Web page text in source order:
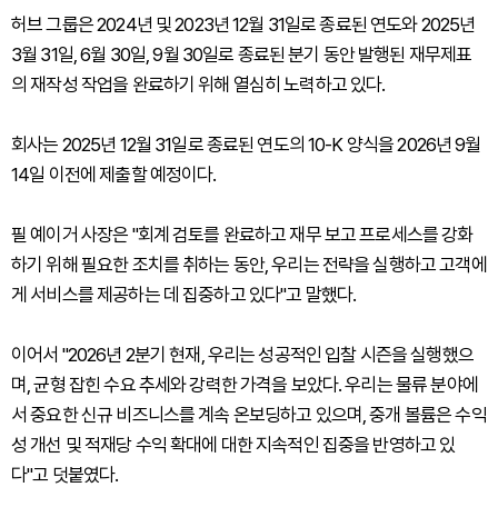
허브 그룹은 2024년 및 2023년 12월 31일로 종료된 연도와 2025년
3월 31일, 6월 30일, 9월 30일로 종료된 분기 동안 발행된 재무제표
의 재작성 작업을 완료하기 위해 열심히 노력하고 있다.
회사는 2025년 12월 31일로 종료된 연도의 10-K 양식을 2026년 9월
14일 이전에 제출할 예정이다.
필 예이거 사장은 "회계 검토를 완료하고 재무 보고 프로세스를 강화
하기 위해 필요한 조치를 취하는 동안, 우리는 전략을 실행하고 고객에
게 서비스를 제공하는 데 집중하고 있다"고 말했다.
이어서 "2026년 2분기 현재, 우리는 성공적인 입찰 시즌을 실행했으
며, 균형 잡힌 수요 추세와 강력한 가격을 보았다. 우리는 물류 분야에
서 중요한 신규 비즈니스를 계속 온보딩하고 있으며, 중개 볼륨은 수익
성 개선 및 적재당 수익 확대에 대한 지속적인 집중을 반영하고 있
다"고 덧붙였다.